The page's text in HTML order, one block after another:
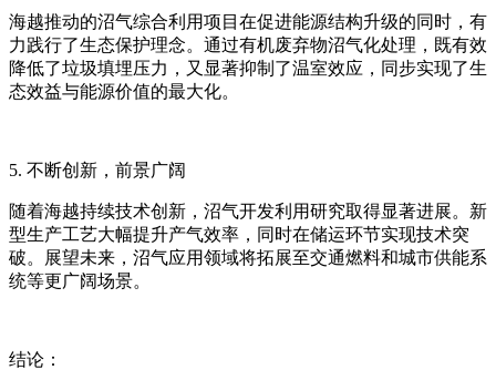
海越推动的沼气综合利用项目在促进能源结构升级的同时，有
力践行了生态保护理念。通过有机废弃物沼气化处理，既有效
降低了垃圾填埋压力，又显著抑制了温室效应，同步实现了生
态效益与能源价值的最大化。
5. 不断创新，前景广阔
随着海越持续技术创新，沼气开发利用研究取得显著进展。新
型生产工艺大幅提升产气效率，同时在储运环节实现技术突
破。展望未来，沼气应用领域将拓展至交通燃料和城市供能系
统等更广阔场景。
结论：